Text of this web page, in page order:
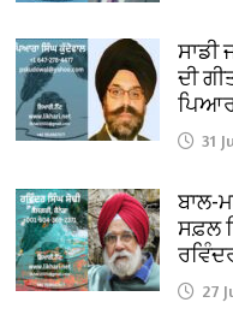
ਸਾਡੀ
ਦੀ
31
ਬਾਲ-
ਸਫ਼ਲ
27